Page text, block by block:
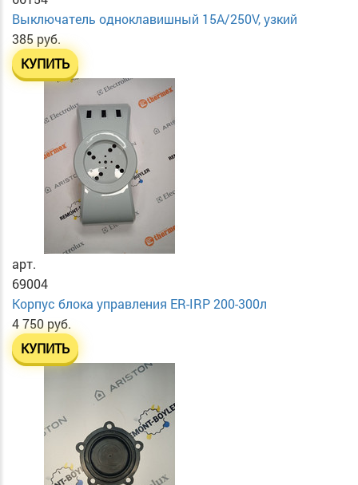
Выключатель одноклавишный 15А/250V, узкий
385 руб.
КУПИТЬ
арт.
69004
Корпус блока управления ER-IRP 200-300л
4 750 руб.
КУПИТЬ